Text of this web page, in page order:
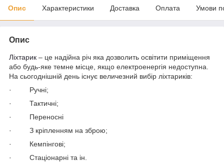
Опис Характеристики Доставка Оплата Умови
Опис
Ліхтарик – це надійна річ яка дозволить освітити приміщення
або будь-яке темне місце, якщо електроенергія недоступна.
На сьогоднішній день існує величезний вибір ліхтариків:
· Ручні;
· Тактичні;
· Переносні
· З кріпленням на зброю;
· Кемпінгові;
· Стаціонарні та ін.